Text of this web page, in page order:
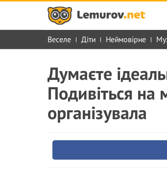
Веселе Діти Неймовірне
Думаєте
Подивіться на
організувала